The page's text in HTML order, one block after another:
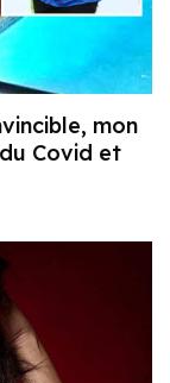
mon
Covid et